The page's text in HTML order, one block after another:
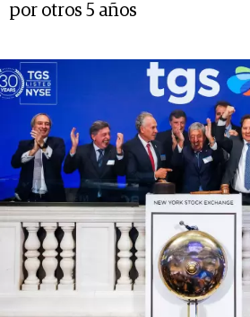
por otros 5 años